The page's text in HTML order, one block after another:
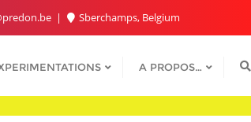
Sberchamps, Belgium
A PROPOS…